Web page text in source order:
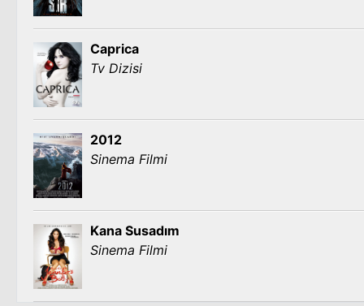
Caprica
Tv Dizisi
2012
Sinema Filmi
Kana Susadım
Sinema Filmi